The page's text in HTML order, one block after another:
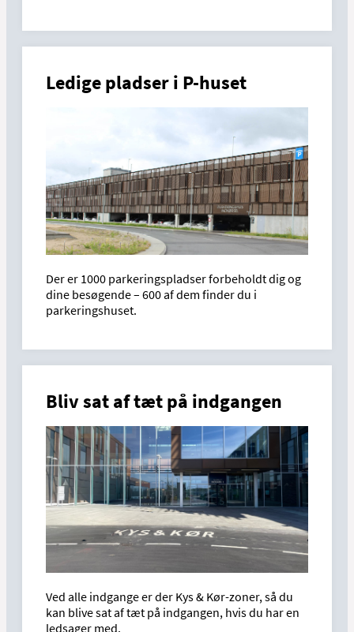
Ledige pladser i P-huset
Der er 1000 parkeringspladser forbeholdt dig og
dine besøgende – 600 af dem finder du i
parkeringshuset.
Bliv sat af tæt på indgangen
Ved alle indgange er der Kys & Kør-zoner, så du
kan blive sat af tæt på indgangen, hvis du har en
ledsager med.